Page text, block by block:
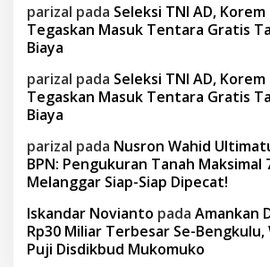
parizal pada Seleksi TNI AD, Korem
Tegaskan Masuk Tentara Gratis
Biaya
parizal pada Seleksi TNI AD, Korem
Tegaskan Masuk Tentara Gratis
Biaya
parizal pada Nusron Wahid
BPN: Pengukuran Tanah Maksimal
Melanggar Siap-Siap Dipecat!
Iskandar Novianto pada Amankan
Rp30 Miliar Terbesar Se-Bengkulu,
Puji Disdikbud Mukomuko